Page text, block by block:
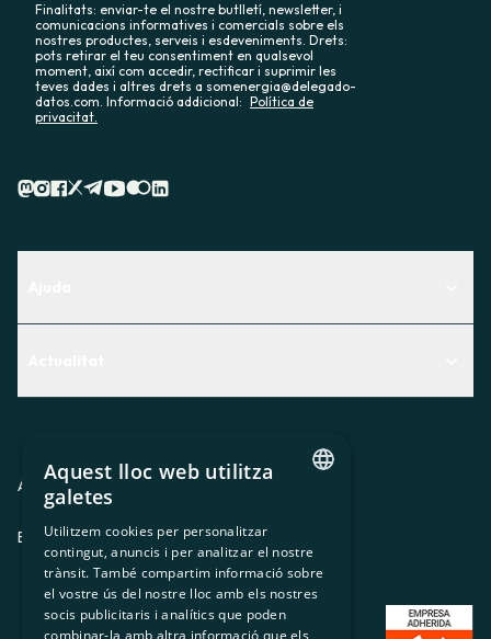
Finalitats: enviar-te el nostre butlletí, newsletter, i
comunicacions informatives i comercials sobre els
nostres productes, serveis i esdeveniments. Drets:
pots retirar el teu consentiment en qualsevol
moment, així com accedir, rectificar i suprimir les
teves dades i altres drets a somenergia@delegado-
datos.com. Informació addicional: Política de
privacitat.
Premsa
Treballa amb nosaltres
Avis legal Política de privacitatPolítica de cookies
ES CAGLEU
SPANISH
GL
BASQUE
Aquest lloc web utilitza
galetes
Utilitzem cookies per personalitzar
contingut, anuncis i per analitzar el nostre
trànsit. També compartim informació sobre
el vostre ús del nostre lloc amb els nostres
socis publicitaris i analítics que poden
combinar-la amb altra informació que els